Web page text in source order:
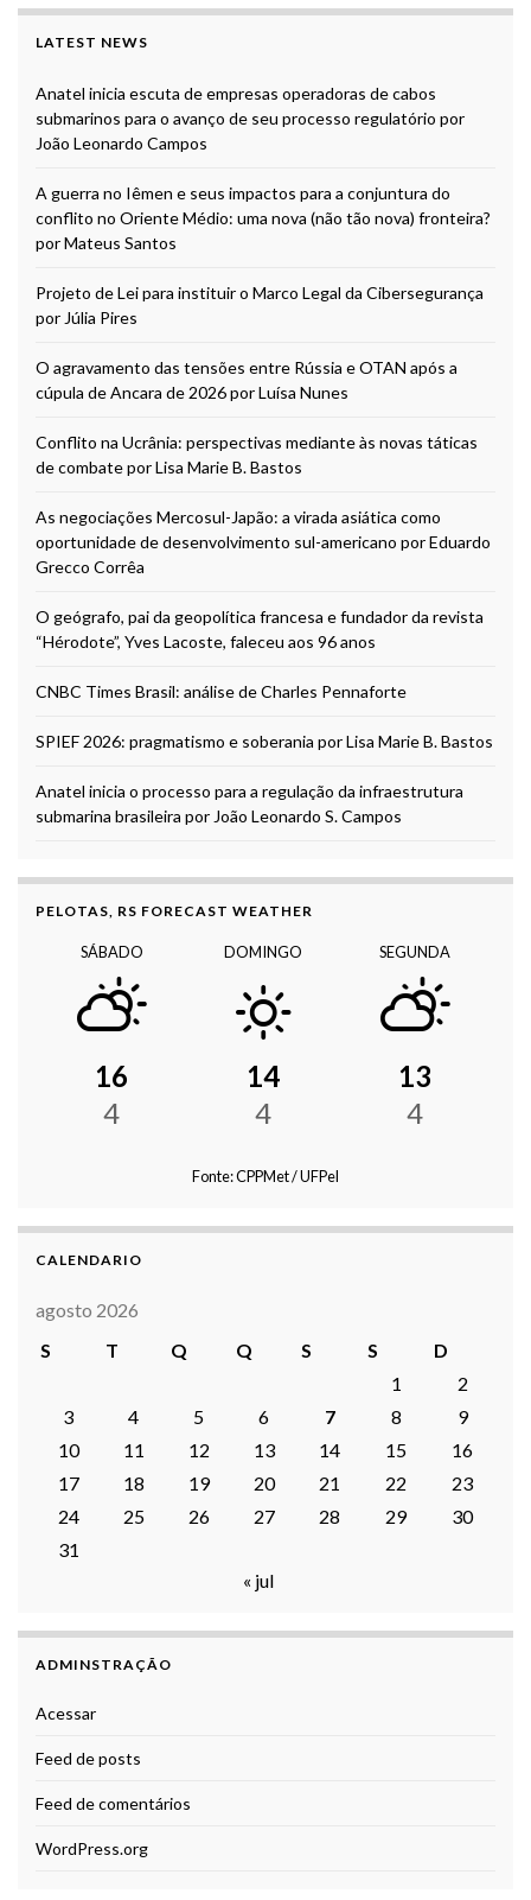
LATEST NEWS
Anatel inicia escuta de empresas operadoras de cabos
submarinos para o avanço de seu processo regulatório por
João Leonardo Campos
A guerra no Iêmen e seus impactos para a conjuntura do
conflito no Oriente Médio: uma nova (não tão nova) fronteira?
por Mateus Santos
Projeto de Lei para instituir o Marco Legal da Cibersegurança
por Júlia Pires
O agravamento das tensões entre Rússia e OTAN após a
cúpula de Ancara de 2026 por Luísa Nunes
Conflito na Ucrânia: perspectivas mediante às novas táticas
de combate por Lisa Marie B. Bastos
As negociações Mercosul-Japão: a virada asiática como
oportunidade de desenvolvimento sul-americano por Eduardo
Grecco Corrêa
O geógrafo, pai da geopolítica francesa e fundador da revista
“Hérodote”, Yves Lacoste, faleceu aos 96 anos
CNBC Times Brasil: análise de Charles Pennaforte
SPIEF 2026: pragmatismo e soberania por Lisa Marie B. Bastos
Anatel inicia o processo para a regulação da infraestrutura
submarina brasileira por João Leonardo S. Campos
PELOTAS, RS FORECAST WEATHER
SÁBADO
16
4
DOMINGO
14
4
SEGUNDA
13
4
Fonte: CPPMet / UFPel
CALENDARIO
agosto 2026
S
T Q Q S S
D
1
2
3
4 5 6 7 8
9
10
11 12 13 14 15
16
17
18 19 20 21 22
23
24
25 26 27 28 29
30
31
« jul
ADMINSTRAÇÃO
Acessar
Feed de posts
Feed de comentários
WordPress.org